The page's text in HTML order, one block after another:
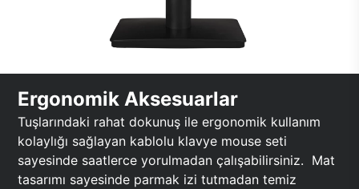
Ergonomik Aksesuarlar
Tuşlarındaki rahat dokunuş ile ergonomik kullanım
kolaylığı sağlayan kablolu klavye mouse seti
sayesinde saatlerce yorulmadan çalışabilirsiniz. Mat
tasarımı sayesinde parmak izi tutmadan temiz